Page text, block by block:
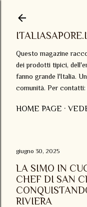
Questo magazine
dei prodotti tipici,
fanno grande l'Italia.
comunità. Per contatti:
HOME PAGE
giugno 30, 2025
LA SIMO IN
CHEF DI SAN
RIVIERA